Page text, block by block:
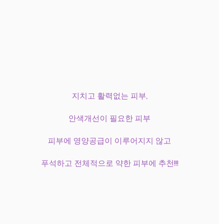
지치고 활력없는 피부,
안색개선이 필요한 피부
피부에 영양공급이 이루어지지 않고
푸석하고 전체적으로 약한 피부에 추천!!!